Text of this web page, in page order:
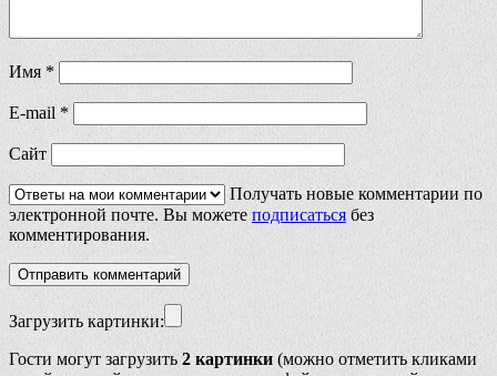
Имя *
E-mail *
Сайт
Получать новые комментарии по
электронной почте. Вы можете подписаться без
комментирования.
Загрузить картинки:
Гости могут загрузить2 картинки (можно отметить кликами